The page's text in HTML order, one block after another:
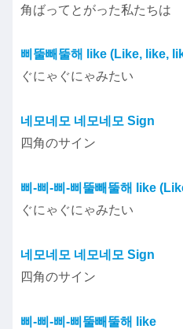
角ばってとがった私たちは
삐뚤빼뚤해 like (Like, like,
ぐにゃぐにゃみたい
네모네모 네모네모 Sign
四角のサイン
삐-삐-삐-삐뚤빼뚤해 like
ぐにゃぐにゃみたい
네모네모 네모네모 Sign
四角のサイン
삐-삐-삐-삐뚤빼뚤해 like